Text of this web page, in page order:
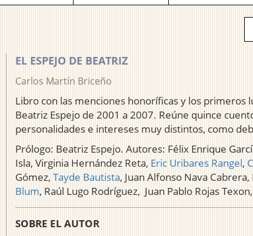
EL ESPEJO DE BEATRIZ
Carlos Martín Briceño
Libro con las menciones honoríficas y los primeros
Beatriz Espejo de 2001 a 2007. Reúne quince
personalidades e intereses muy distintos, como
Prólogo: Beatriz Espejo. Autores: Félix Enrique
Isla, Virginia Hernández Reta, Eric Uribares Rangel,
Gómez, Tayde Bautista, Juan Alfonso Nava
Blum, Raúl Lugo Rodríguez, Juan Pablo Rojas
SOBRE EL AUTOR